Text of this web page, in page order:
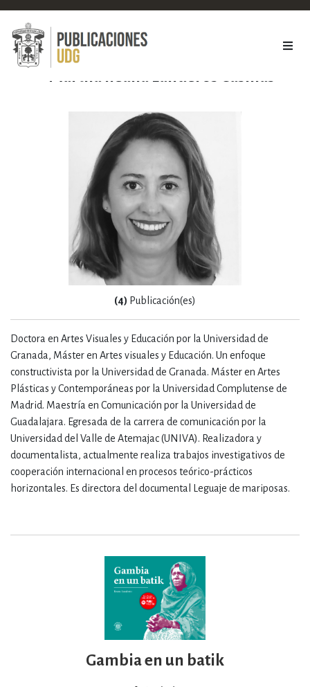
Martha Ileana Landeros Casillas
Doctora en Artes Visuales y Educación por la Universidad de
Granada, Máster en Artes visuales y Educación. Un enfoque
constructivista por la Universidad de Granada. Máster en Artes
Plásticas y Contemporáneas por la Universidad Complutense de
Madrid. Maestría en Comunicación por la Universidad de
Guadalajara. Egresada de la carrera de comunicación por la
Universidad del Valle de Atemajac (UNIVA). Realizadora y
documentalista, actualmente realiza trabajos investigativos de
cooperación internacional en procesos teórico-prácticos
horizontales. Es directora del documental Leguaje de mariposas.
(4) Publicación(es)
Gambia en un batik